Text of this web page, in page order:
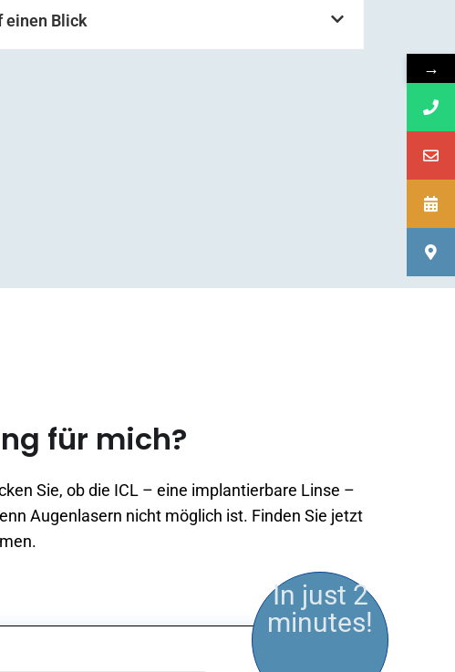
einen Blick
für mich?
Sie, ob die ICL – eine implantierbare Linse –
Augenlasern nicht möglich ist. Finden Sie jetzt
In just 2
minutes!
→